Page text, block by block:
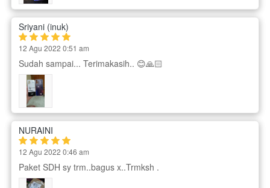
Sriyani (inuk)
12 Agu 2022 0:51 am
Sudah sampai... Terimakasih.. 😊🙏🏻
NURAINI
12 Agu 2022 0:46 am
Paket SDH sy trm..bagus x..Trmksh .